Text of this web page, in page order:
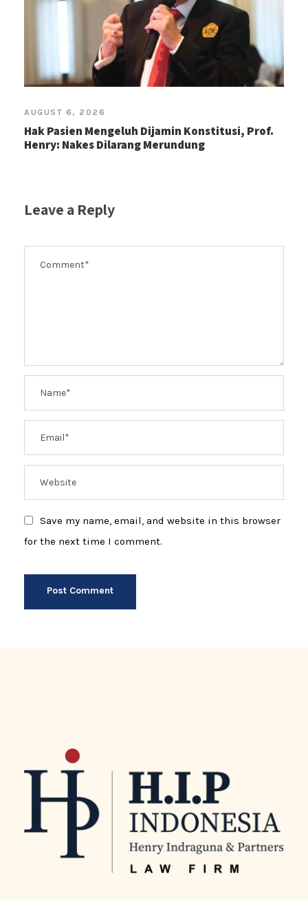
AUGUST 6, 2026
Hak Pasien Mengeluh Dijamin Konstitusi, Prof.
Henry: Nakes Dilarang Merundung
Leave a Reply
Save my name, email, and website in this browser
for the next time I comment.